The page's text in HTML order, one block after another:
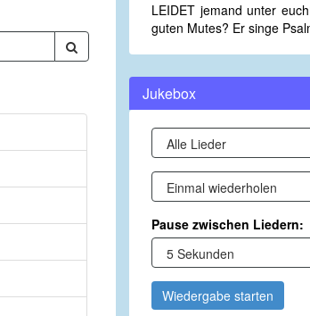
LEIDET jemand unter
guten Mutes? Er singe
Jukebox
Pause zwischen Liedern:
Wiedergabe starten